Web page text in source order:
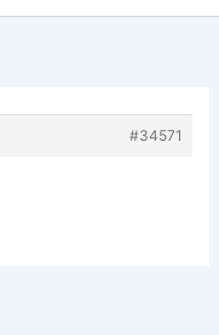
#34571